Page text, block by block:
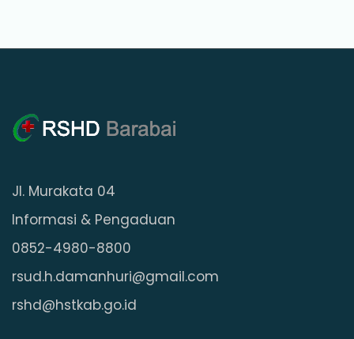
Jl. Murakata 04
Informasi & Pengaduan
0852-4980-8800
rsud.h.damanhuri@gmail.com
rshd@hstkab.go.id